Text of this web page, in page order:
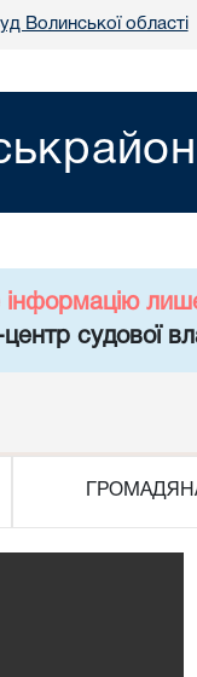
Волинської області
судової